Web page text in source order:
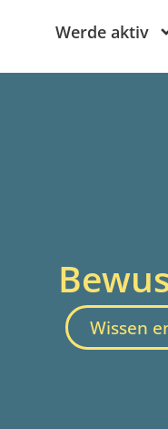
Werde aktiv
Wissen